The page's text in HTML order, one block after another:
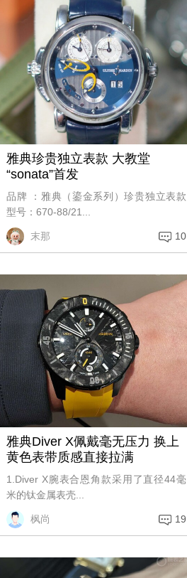
雅典珍贵独立表款 大教堂
“sonata”首发
品牌 ：雅典（鎏金系列）珍贵独立表款
型号：670-88/21...
末那 10
雅典Diver X佩戴毫无压力 换上
黄色表带质感直接拉满
1.Diver X腕表合恩角款采用了直径44毫
米的钛金属表壳...
枫尚 19